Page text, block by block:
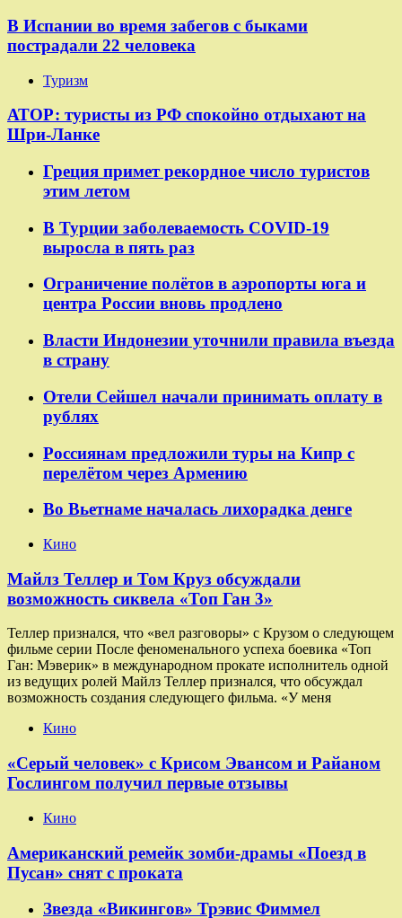
В Испании во время забегов с быками
пострадали 22 человека
Туризм
АТОР: туристы из РФ спокойно отдыхают на
Шри-Ланке
Греция примет рекордное число туристов
этим летом
В Турции заболеваемость COVID-19
выросла в пять раз
Ограничение полётов в аэропорты юга и
центра России вновь продлено
Власти Индонезии уточнили правила въезда
в страну
Отели Сейшел начали принимать оплату в
рублях
Россиянам предложили туры на Кипр с
перелётом через Армению
Во Вьетнаме началась лихорадка денге
Кино
Майлз Теллер и Том Круз обсуждали
возможность сиквела «Топ Ган 3»
Теллер признался, что «вел разговоры» с Крузом о следующем
фильме серии После феноменального успеха боевика «Топ
Ган: Мэверик» в международном прокате исполнитель одной
из ведущих ролей Майлз Теллер признался, что обсуждал
возможность создания следующего фильма. «У меня
Кино
«Серый человек» с Крисом Эвансом и Райаном
Гослингом получил первые отзывы
Кино
Американский ремейк зомби-драмы «Поезд в
Пусан» снят с проката
Звезда «Викингов» Трэвис Фиммел